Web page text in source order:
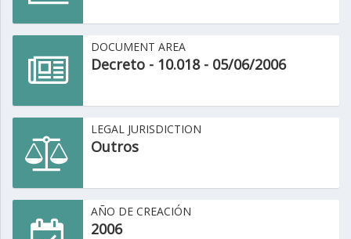
DOCUMENT AREA
Decreto - 10.018 - 05/06/2006
LEGAL JURISDICTION
Outros
AÑO DE CREACIÓN
2006